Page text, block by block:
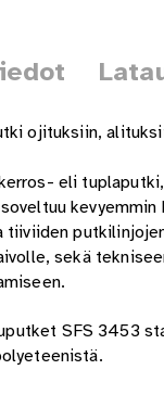
ojituksiin,
eli
sekä
SFS 3453